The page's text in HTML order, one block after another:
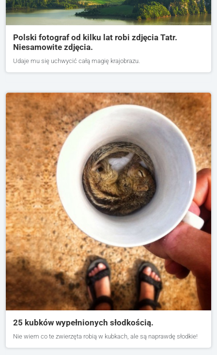
Polski fotograf od kilku lat robi zdjęcia Tatr.
Niesamowite zdjęcia.
Udaje mu się uchwycić całą magię krajobrazu.
25 kubków wypełnionych słodkością.
Nie wiem co te zwierzęta robią w kubkach, ale są naprawdę słodkie!